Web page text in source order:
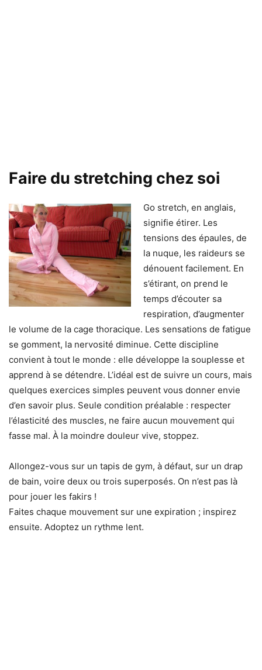
Faire du stretching chez soi
Go stretch, en anglais,
signifie étirer. Les
tensions des épaules, de
la nuque, les raideurs se
dénouent facilement. En
s’étirant, on prend le
temps d’écouter sa
respiration, d’augmenter
le volume de la cage thoracique. Les sensations de fatigue
se gomment, la nervosité diminue. Cette discipline
convient à tout le monde : elle développe la souplesse et
apprend à se détendre. L’idéal est de suivre un cours, mais
quelques exercices simples peuvent vous donner envie
d’en savoir plus. Seule condition préalable : respecter
l’élasticité des muscles, ne faire aucun mouvement qui
fasse mal. À la moindre douleur vive, stoppez.
Allongez-vous sur un tapis de gym, à défaut, sur un drap
de bain, voire deux ou trois superposés. On n’est pas là
pour jouer les fakirs !
Faites chaque mouvement sur une expiration ; inspirez
ensuite. Adoptez un rythme lent.